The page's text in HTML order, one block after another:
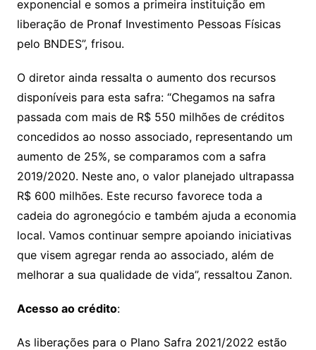
exponencial e somos a primeira instituição em
liberação de Pronaf Investimento Pessoas Físicas
pelo BNDES”, frisou.
O diretor ainda ressalta o aumento dos recursos
disponíveis para esta safra: “Chegamos na safra
passada com mais de R$ 550 milhões de créditos
concedidos ao nosso associado, representando um
aumento de 25%, se comparamos com a safra
2019/2020. Neste ano, o valor planejado ultrapassa
R$ 600 milhões. Este recurso favorece toda a
cadeia do agronegócio e também ajuda a economia
local. Vamos continuar sempre apoiando iniciativas
que visem agregar renda ao associado, além de
melhorar a sua qualidade de vida”, ressaltou Zanon.
Acesso ao crédito:
As liberações para o Plano Safra 2021/2022 estão